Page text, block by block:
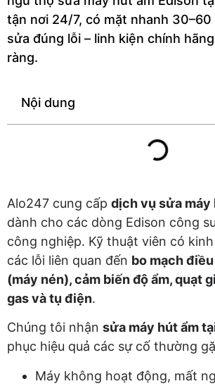
tận nơi 24/7, có mặt nhanh 30–60
sửa đúng lỗi – linh kiện chính
ràng.
Nội dung
Alo247 cung cấp dịch vụ sửa máy
dành cho các dòng Edison công
công nghiệp. Kỹ thuật viên có
các lỗi liên quan đến bo mạch
(máy nén), cảm biến độ ẩm, quạt
gas và tụ điện.
Chúng tôi nhận sửa máy hút ẩm
phục hiệu quả các sự cố thường
Máy không hoạt động, mất